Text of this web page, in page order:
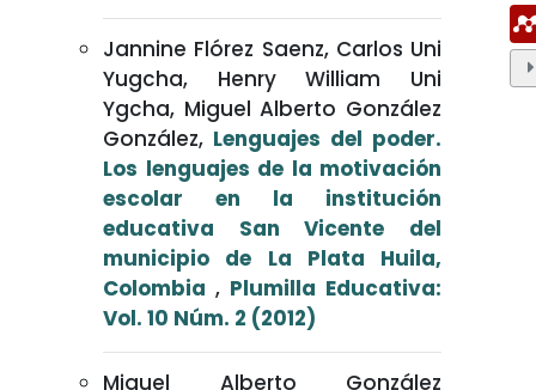
Jannine Flórez Saenz, Carlos Uni
Yugcha, Henry William Uni
Ygcha, Miguel Alberto González
González, Lenguajes del poder.
Los lenguajes de la motivación
escolar en la institución
educativa San Vicente del
municipio de La Plata Huila,
Colombia , Plumilla Educativa:
Vol. 10 Núm. 2 (2012)
Miguel Alberto González